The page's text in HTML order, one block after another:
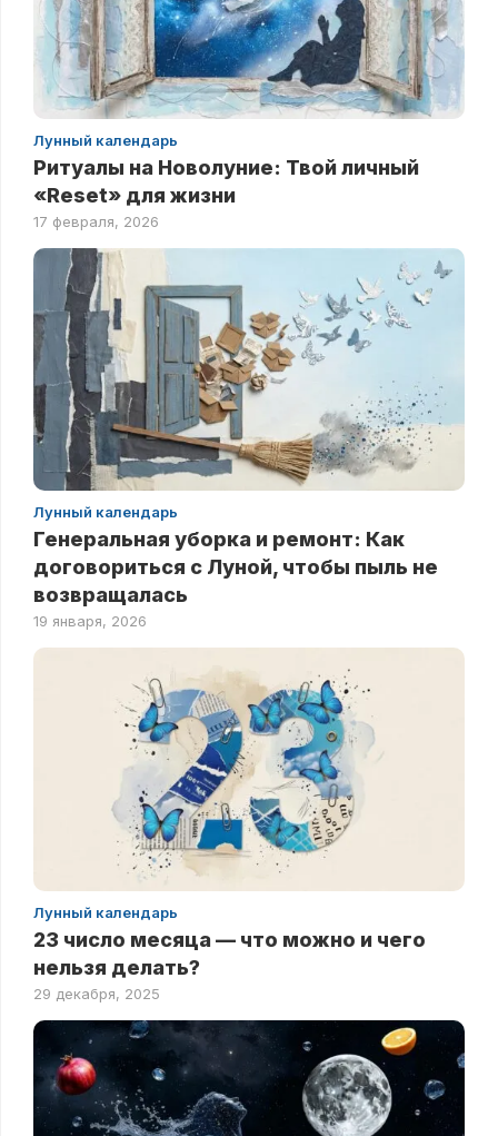
Лунный календарь
Ритуалы на Новолуние: Твой личный
«Reset» для жизни
17 февраля, 2026
Лунный календарь
Генеральная уборка и ремонт: Как
договориться с Луной, чтобы пыль не
возвращалась
19 января, 2026
Лунный календарь
23 число месяца — что можно и чего
нельзя делать?
29 декабря, 2025